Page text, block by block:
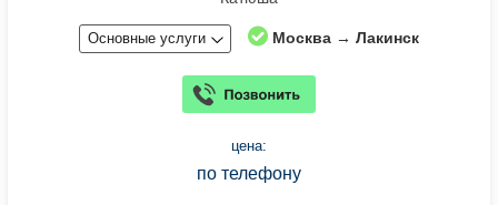
Основные услуги Москва → Лакинск
цена:
по телефону